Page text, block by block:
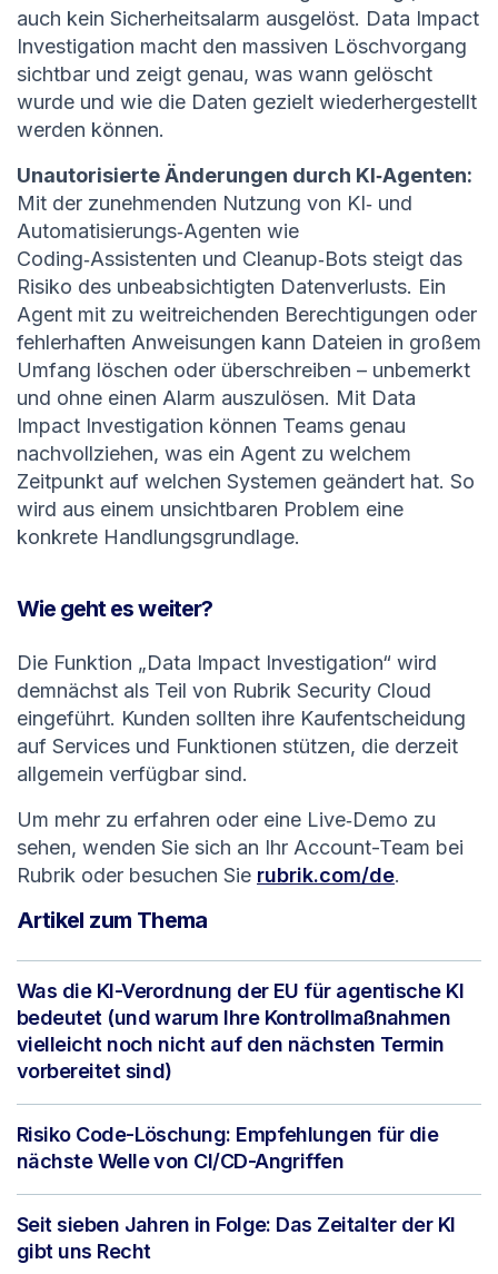
auch kein Sicherheitsalarm ausgelöst. Data Impact
Investigation macht den massiven Löschvorgang
sichtbar und zeigt genau, was wann gelöscht
wurde und wie die Daten gezielt wiederhergestellt
werden können.
Unautorisierte Änderungen durch KI‑Agenten:
Mit der zunehmenden Nutzung von KI‑ und
Automatisierungs‑Agenten wie
Coding‑Assistenten und Cleanup‑Bots steigt das
Risiko des unbeabsichtigten Datenverlusts. Ein
Agent mit zu weitreichenden Berechtigungen oder
fehlerhaften Anweisungen kann Dateien in großem
Umfang löschen oder überschreiben – unbemerkt
und ohne einen Alarm auszulösen. Mit Data
Impact Investigation können Teams genau
nachvollziehen, was ein Agent zu welchem
Zeitpunkt auf welchen Systemen geändert hat. So
wird aus einem unsichtbaren Problem eine
konkrete Handlungsgrundlage.
Wie geht es weiter?
Die Funktion „Data Impact Investigation“ wird
demnächst als Teil von Rubrik Security Cloud
eingeführt. Kunden sollten ihre Kaufentscheidung
auf Services und Funktionen stützen, die derzeit
allgemein verfügbar sind.
Um mehr zu erfahren oder eine Live‑Demo zu
sehen, wenden Sie sich an Ihr Account-Team bei
Rubrik oder besuchen Sie rubrik.com/de.
Artikel zum Thema
Was die KI-Verordnung der EU für agentische KI
bedeutet (und warum Ihre Kontrollmaßnahmen
vielleicht noch nicht auf den nächsten Termin
vorbereitet sind)
Risiko Code-Löschung: Empfehlungen für die
nächste Welle von CI/CD-Angriffen
Seit sieben Jahren in Folge: Das Zeitalter der KI
gibt uns Recht